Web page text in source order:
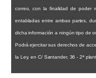
correo, con la finalidad de poder
entabladas entre ambas partes,
dicha información a ningún tipo de
Podrá ejercitar sus derechos de
la Ley, en C/ Santander, 36 - 2ª